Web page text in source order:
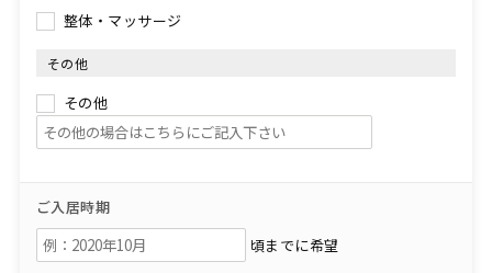
整体・マッサージ
その他
その他
ご入居時期
頃までに希望